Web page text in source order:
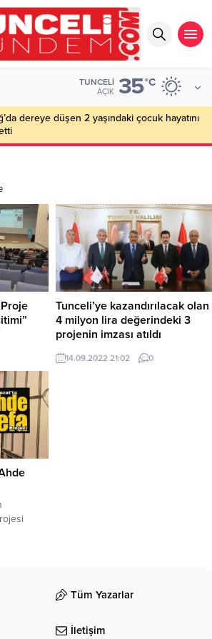
TUNCELI
AÇIK 35°C
dereye düşen 2 yaşındaki çocuk hayatını
Tunceli’ye kazandırılacak olan
4 milyon lira değerindeki 3
projenin imzası atıldı
14.09.2022 21:02 0
Tüm Yazarlar
İletişim